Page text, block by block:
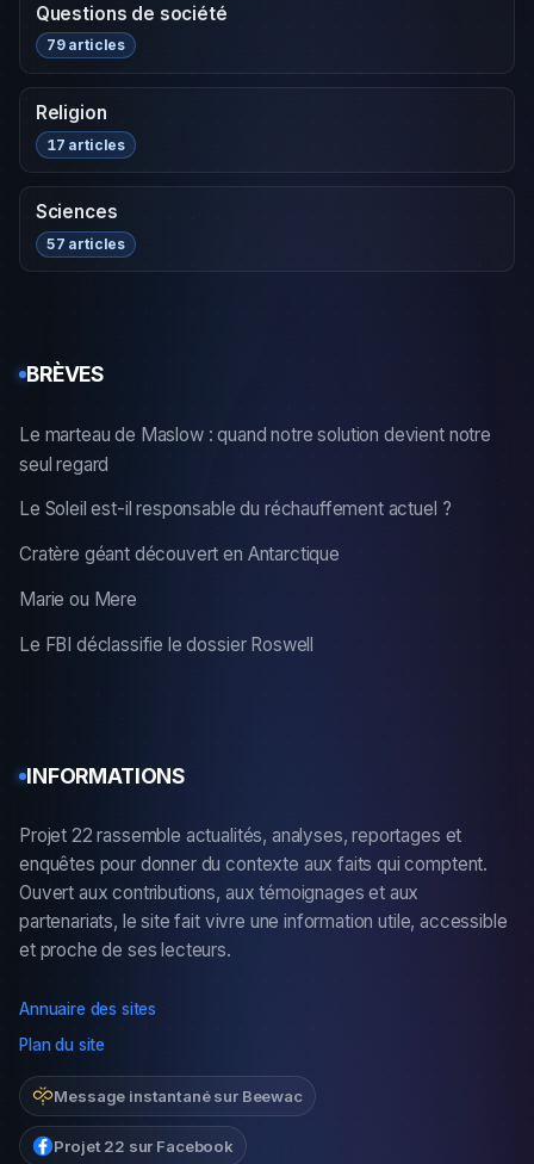
Questions de société
79 articles
Religion
17 articles
Sciences
57 articles
BRÈVES
Le marteau de Maslow : quand notre solution devient notre
seul regard
Le Soleil est-il responsable du réchauffement actuel ?
Cratère géant découvert en Antarctique
Marie ou Mere
Le FBI déclassifie le dossier Roswell
INFORMATIONS
Projet 22 rassemble actualités, analyses, reportages et
enquêtes pour donner du contexte aux faits qui comptent.
Ouvert aux contributions, aux témoignages et aux
partenariats, le site fait vivre une information utile, accessible
et proche de ses lecteurs.
Annuaire des sites
Plan du site
Message instantané sur Beewac
Projet 22 sur Facebook